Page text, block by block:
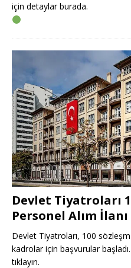
için detaylar burada.
Devlet Tiyatroları
Personel Alım İlanı
Devlet Tiyatroları, 100
kadrolar için başvurular
tıklayın.